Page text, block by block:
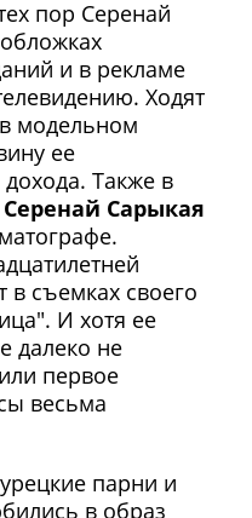
пор Серенай
и в рекламе
Ходят
модельном
ее
Также в
Серенай Сарыкая
в съемках своего
И хотя ее
далеко не
первое
весьма
парни и
в образ